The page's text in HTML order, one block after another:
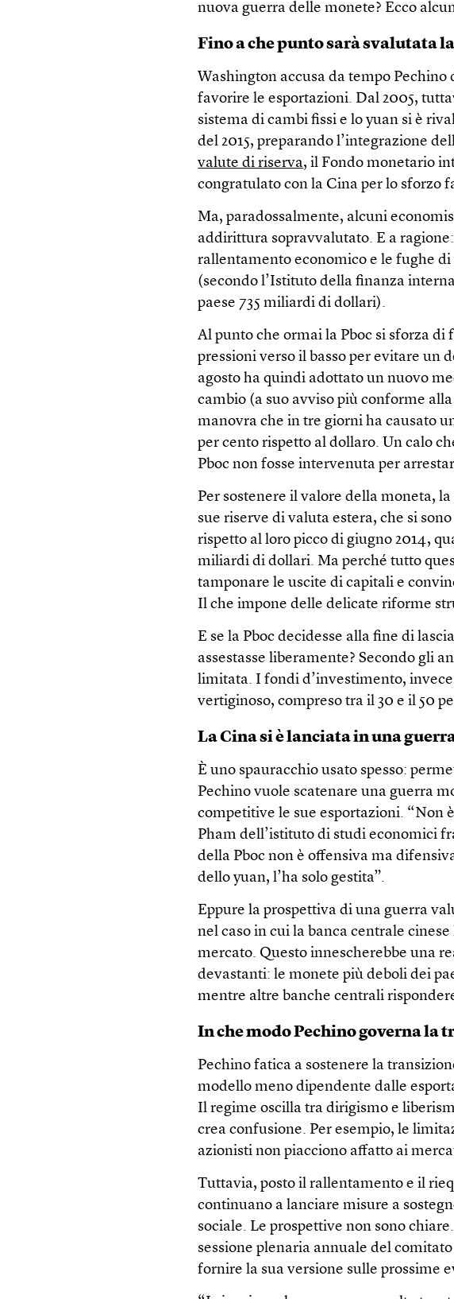
nuova guerra delle monete? Ecco
Fino a che punto sarà svalutata
Washington accusa da tempo
favorire le esportazioni. Dal 2005,
sistema di cambi fissi e lo yuan si è
del 2015, preparando l’integrazione
valute di riserva, il Fondo monetario
congratulato con la Cina per lo sforzo
Ma, paradossalmente, alcuni
addirittura sopravvalutato. E a
rallentamento economico e le fughe
(secondo l’Istituto della finanza
paese 735 miliardi di dollari).
Al punto che ormai la Pboc si sforza
pressioni verso il basso per evitare un
agosto ha quindi adottato un nuovo
cambio (a suo avviso più conforme
manovra che in tre giorni ha causato
per cento rispetto al dollaro. Un calo
Pboc non fosse intervenuta per
Per sostenere il valore della moneta,
sue riserve di valuta estera, che si
rispetto al loro picco di giugno 2014,
miliardi di dollari. Ma perché tutto
tamponare le uscite di capitali e
Il che impone delle delicate riforme
E se la Pboc decidesse alla fine di
assestasse liberamente? Secondo gli
limitata. I fondi d’investimento,
vertiginoso, compreso tra il 30 e il 50
La Cina si è lanciata in una
È uno spauracchio usato spesso:
Pechino vuole scatenare una guerra
competitive le sue esportazioni. “Non
Pham dell’istituto di studi economici
della Pboc non è offensiva ma
dello yuan, l’ha solo gestita”.
Eppure la prospettiva di una guerra
nel caso in cui la banca centrale
mercato. Questo innescherebbe una
devastanti: le monete più deboli dei
mentre altre banche centrali
In che modo Pechino governa la
Pechino fatica a sostenere la
modello meno dipendente dalle
Il regime oscilla tra dirigismo e
crea confusione. Per esempio, le
azionisti non piacciono affatto ai
Tuttavia, posto il rallentamento e il
continuano a lanciare misure a
sociale. Le prospettive non sono
sessione plenaria annuale del
fornire la sua versione sulle prossime